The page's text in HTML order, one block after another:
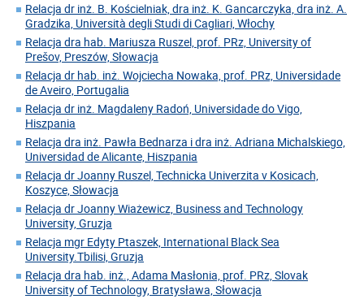
Relacja dr inż. B. Kościelniak, dra inż. K. Gancarczyka, dra inż. A.
Gradzika, Università degli Studi di Cagliari, Włochy
Relacja dra hab. Mariusza Ruszel, prof. PRz, University of
Prešov, Preszów, Słowacja
Relacja dr hab. inż. Wojciecha Nowaka, prof. PRz, Universidade
de Aveiro, Portugalia
Relacja dr inż. Magdaleny Radoń, Universidade do Vigo,
Hiszpania
Relacja dra inż. Pawła Bednarza i dra inż. Adriana Michalskiego,
Universidad de Alicante, Hiszpania
Relacja dr Joanny Ruszel, Technicka Univerzita v Kosicach,
Koszyce, Słowacja
Relacja dr Joanny Wiażewicz, Business and Technology
University, Gruzja
Relacja mgr Edyty Ptaszek, International Black Sea
University.Tbilisi, Gruzja
Relacja dra hab. inż., Adama Masłonia, prof. PRz, Slovak
University of Technology, Bratysława, Słowacja